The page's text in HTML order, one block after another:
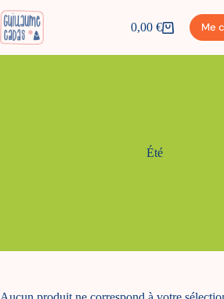
au
contenu
Panier
0,00€ Me
Été